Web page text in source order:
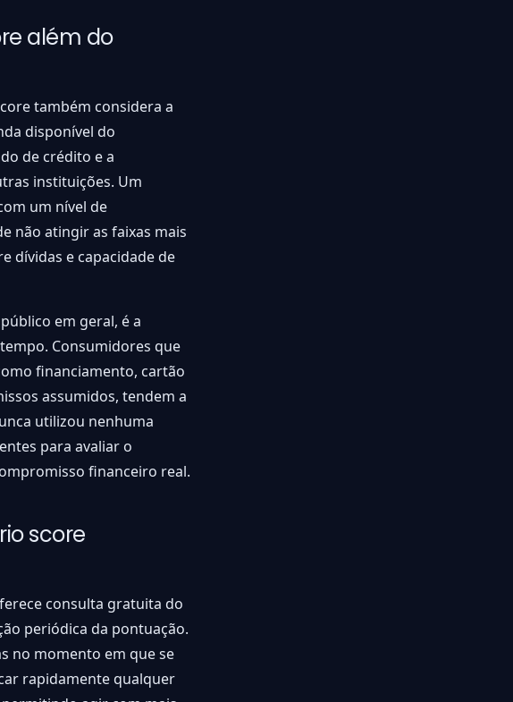
além do
também considera a
disponível do
de crédito e a
instituições. Um
um nível de
não atingir as faixas mais
dívidas e capacidade de
em geral, é a
Consumidores que
financiamento, cartão
assumidos, tendem a
utilizou nenhuma
para avaliar o
financeiro real.
score
consulta gratuita do
periódica da pontuação.
no momento em que se
rapidamente qualquer